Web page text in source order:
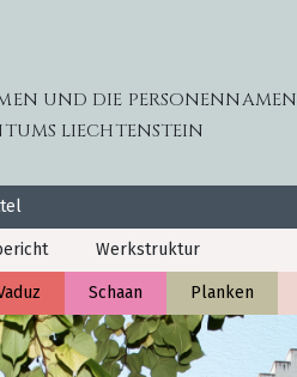
UND DIE PERSONENNAMEN
LIECHTENSTEIN
Werkstruktur
Schaan Planken